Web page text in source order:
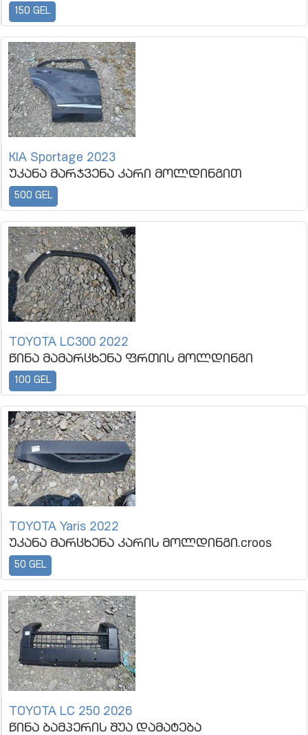
150 GEL
KIA Sportage 2023
უკანა მარჯვენა კარი მოლდინგით
500 GEL
TOYOTA LC300 2022
წინა მამარცხენა ფრთის მოლდინგი
100 GEL
TOYOTA Yaris 2022
უკანა მარცხენა კარის მოლდინგი.croos
50 GEL
TOYOTA LC 250 2026
წინა ბამპერის შუა დამატება